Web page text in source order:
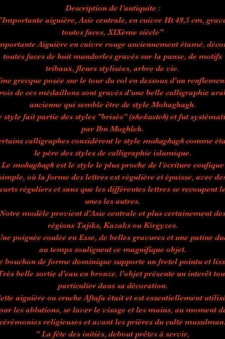
Description de l’antiquite :
aiguière, Asie centrale, en cuivre Ht 49,5 cm,
toutes faces, XIXème siècle"
Aiguière en cuivre rouge anciennement étamé,
toutes faces de huit mandorles gravés sur la panse, de motifs
tribaux, fleurs stylisées, arbre de vie.
grecque posée sur le tour du col en dessous d'un
de ces médaillons sont gravés d'une belle calligraphie
ancienne qui semble être de style Mohaghagh.
style fait partie des styles "brisés" (shekasteh) et fut
par Ibn Moghleh.
calligraphes considèrent le style mohaghaghcomme
le père des styles de calligraphie islamique.
Le mohaghaghest le style le plus proche de l’écriture coufique
où la forme des lettres est régulière et épaisse, avec
réguliers et sans que les différentes lettres se recoupent
unes les autres.
Notre modèle provient d'Asie centrale et plus certainement
régions Tajiks, Kazaks ou Kirgyzes.
poignée coulée en Esse, de belles gravures et une patine
au temps soulignent ce magnifique objet.
bouchon de forme dominique supporte un fretel pointu et
belle sortie d'eau en bronze. l'objet présente un interêt
particulier dans sa décoration.
aiguière ou cruche Aftafa était et est essentiellement
les ablutions, se laver le visage et les mains, au moment
cérémonies religieuses et avant les prières du culte musulman.
" La fête des initiés, debout prêtes à servir,